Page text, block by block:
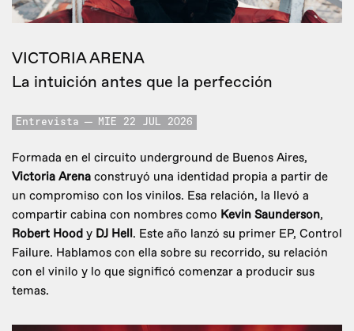
VICTORIA ARENA
La intuición antes que la perfección
Entrevista MIE 22 JUL 2026
Formada en el circuito underground de Buenos Aires,
Victoria Arena construyó una identidad propia a partir de
un compromiso con los vinilos. Esa relación, la llevó a
compartir cabina con nombres como Kevin Saunderson,
Robert Hood y DJ Hell. Este año lanzó su primer EP, Control
Failure. Hablamos con ella sobre su recorrido, su relación
con el vinilo y lo que significó comenzar a producir sus
temas.